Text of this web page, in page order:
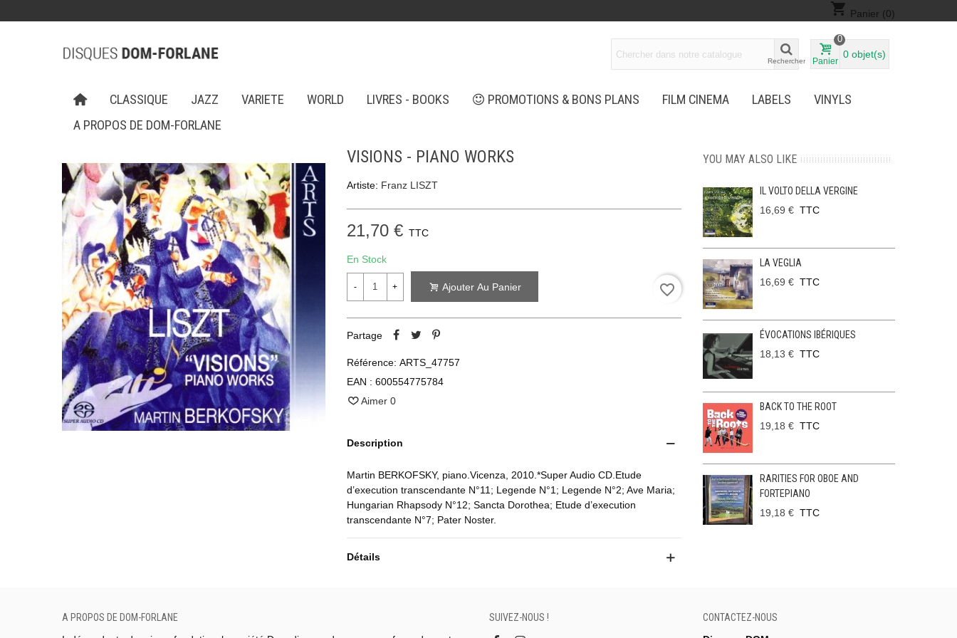
shopping_cart Panier (0)
Rechercher Panier
0
0 objet(s)
CLASSIQUE JAZZ VARIETE WORLD LIVRES - BOOKS PROMOTIONS & BONS PLANS FILM CINEMA LABELS
VINYLS
A PROPOS DE DOM-FORLANE
VISIONS - PIANO WORKS
Artiste: Franz LISZT
21,70 € TTC
En Stock
- + Ajouter Au Panier favorite_border
Partage
Référence: ARTS_47757
EAN : 600554775784
Aimer 0
Description
Martin BERKOFSKY, piano.Vicenza, 2010.*Super Audio CD.Etude
d’execution transcendante N°11; Legende N°1; Legende N°2; Ave Maria;
Hungarian Rhapsody N°12; Sancta Dorothea; Etude d’execution
transcendante N°7; Pater Noster.
Détails
YOU MAY ALSO LIKE
IL VOLTO DELLA VERGINE
16,69 € TTC
LA VEGLIA
16,69 € TTC
ÉVOCATIONS IBÉRIQUES
18,13 € TTC
BACK TO THE ROOT
19,18 € TTC
RARITIES FOR OBOE AND
FORTEPIANO
19,18 € TTC
A PROPOS DE DOM-FORLANE
SUIVEZ-NOUS !
CONTACTEZ-NOUS